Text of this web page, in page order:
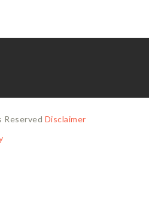
Reserved Disclaimer